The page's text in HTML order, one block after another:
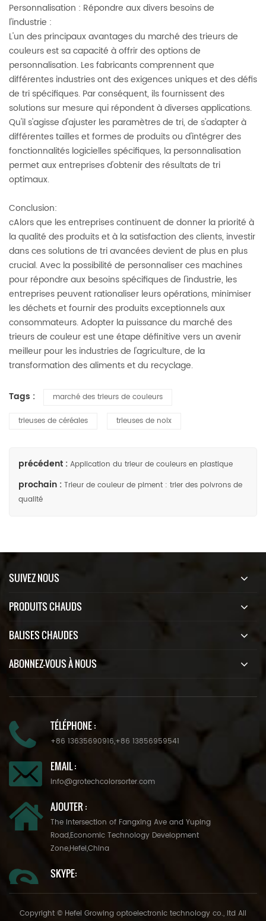
Personnalisation : Répondre aux divers besoins de
l'industrie :
L'un des principaux avantages du marché des trieurs de
couleurs est sa capacité à offrir des options de
personnalisation. Les fabricants comprennent que
différentes industries ont des exigences uniques et des défis
de tri spécifiques. Par conséquent, ils fournissent des
solutions sur mesure qui répondent à diverses applications.
Qu'il s'agisse d'ajuster les paramètres de tri, de s'adapter à
différentes tailles et formes de produits ou d'intégrer des
fonctionnalités logicielles spécifiques, la personnalisation
permet aux entreprises d'obtenir des résultats de tri
optimaux.
Conclusion:
cAlors que les entreprises continuent de donner la priorité à
la qualité des produits et à la satisfaction des clients, investir
dans ces solutions de tri avancées devient de plus en plus
crucial. Avec la possibilité de personnaliser ces machines
pour répondre aux besoins spécifiques de l'industrie, les
entreprises peuvent rationaliser leurs opérations, minimiser
les déchets et fournir des produits exceptionnels aux
consommateurs. Adopter la puissance du marché des
trieurs de couleur est une étape définitive vers un avenir
meilleur pour les industries de l'agriculture, de la
transformation des aliments et du recyclage.
Tags : marché des trieurs de couleurs
trieuses de céréales trieuses de noix
précédent : Application du trieur de couleurs en plastique
prochain : Trieur de couleur de piment : trier des poivrons de
qualité
SUIVEZ NOUS
PRODUITS CHAUDS
BALISES CHAUDES
ABONNEZ-VOUS À NOUS
TÉLÉPHONE :
+86 13635690916,+86 13856959541
EMAIL :
info@grotechcolorsorter.com
AJOUTER :
The Intersection of Fangxing Ave and Yuping
Road,Economic Technology Development
Zone,Hefei,China
SKYPE:
Copyright © Hefei Growing optoelectronic technology co., ltd All